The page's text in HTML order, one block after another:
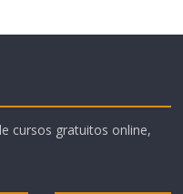
cursos gratuitos online,